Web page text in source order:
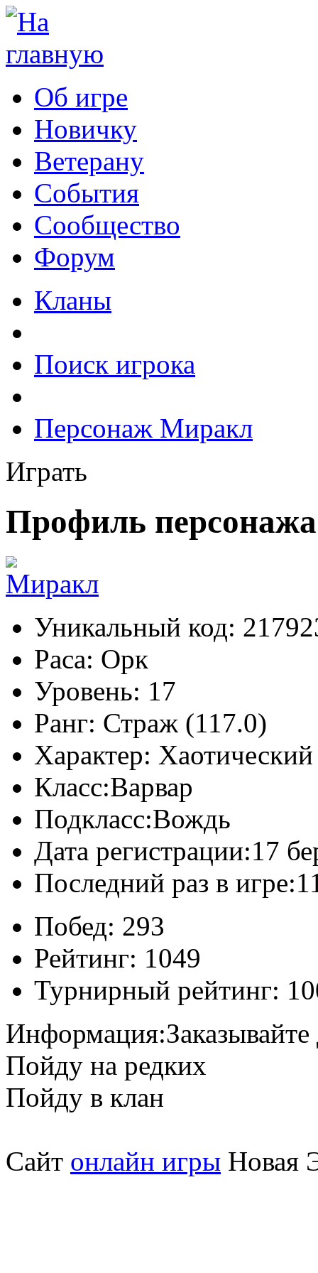
Об игре
Новичку
Ветерану
События
Сообщество
Форум
Кланы
Поиск игрока
Персонаж Миракл
Играть
Профиль
Уникальный код:
Раса: Орк
Уровень: 17
Ранг: Страж (117.0)
Характер:
Класс:Варвар
Подкласс:Вождь
Дата регистрации:17
Последний раз в игре:
Побед: 293
Рейтинг: 1049
Турнирный рейтинг:
Информация:
Пойду на редких
Пойду в клан
Сайт онлайн игры Новая